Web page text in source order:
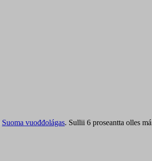
Suoma vuođđolágas. Sullii 6 proseantta olles